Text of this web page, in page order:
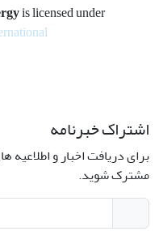
is licensed under
اشتراک خبرنامه
برای دریافت اخبار و
مشترک شوید.